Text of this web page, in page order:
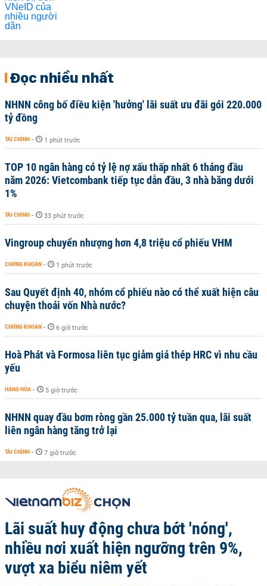
Đọc nhiều nhất
NHNN công bố điều kiện 'hưởng' lãi suất ưu đãi gói 220.000
tỷ đồng
TÀI CHÍNH - 1 phút trước
TOP 10 ngân hàng có tỷ lệ nợ xấu thấp nhất 6 tháng đầu
năm 2026: Vietcombank tiếp tục dẫn đầu, 3 nhà băng dưới
1%
TÀI CHÍNH - 33 phút trước
Vingroup chuyển nhượng hơn 4,8 triệu cổ phiếu VHM
CHỨNG KHOÁN - 1 phút trước
Sau Quyết định 40, nhóm cổ phiếu nào có thể xuất hiện câu
chuyện thoái vốn Nhà nước?
CHỨNG KHOÁN - 6 giờ trước
Hoà Phát và Formosa liên tục giảm giá thép HRC vì nhu cầu
yếu
HÀNG HÓA - 5 giờ trước
NHNN quay đầu bơm ròng gần 25.000 tỷ tuần qua, lãi suất
liên ngân hàng tăng trở lại
TÀI CHÍNH - 7 giờ trước
Lãi suất huy động chưa bớt 'nóng',
nhiều nơi xuất hiện ngưỡng trên 9%,
vượt xa biểu niêm yết